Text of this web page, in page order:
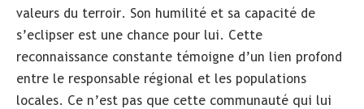
valeurs du terroir. Son humilité et sa capacité de
s’eclipser est une chance pour lui. Cette
reconnaissance constante témoigne d’un lien profond
entre le responsable régional et les populations
locales. Ce n’est pas que cette communauté qui lui